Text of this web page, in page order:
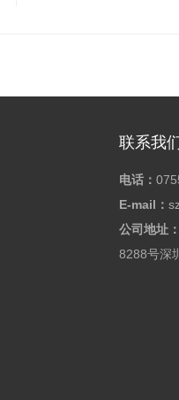
联系我
电话：
E-mail：
公司地址：
8288号深